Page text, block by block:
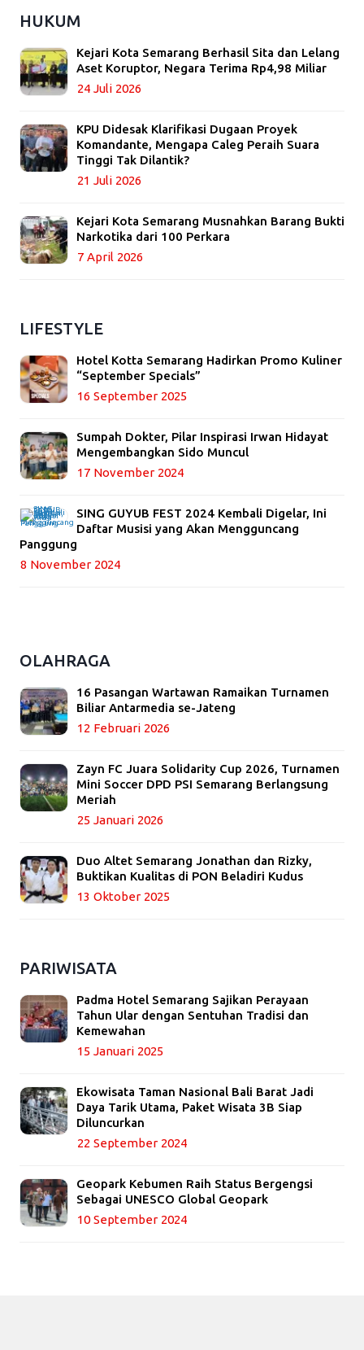
HUKUM
Kejari Kota Semarang Berhasil Sita dan Lelang
Aset Koruptor, Negara Terima Rp4,98 Miliar
24 Juli 2026
KPU Didesak Klarifikasi Dugaan Proyek
Komandante, Mengapa Caleg Peraih Suara
Tinggi Tak Dilantik?
21 Juli 2026
Kejari Kota Semarang Musnahkan Barang Bukti
Narkotika dari 100 Perkara
7 April 2026
LIFESTYLE
Hotel Kotta Semarang Hadirkan Promo Kuliner
“September Specials”
16 September 2025
Sumpah Dokter, Pilar Inspirasi Irwan Hidayat
Mengembangkan Sido Muncul
17 November 2024
SING GUYUB FEST 2024 Kembali Digelar, Ini
Daftar Musisi yang Akan Mengguncang
Panggung
8 November 2024
OLAHRAGA
16 Pasangan Wartawan Ramaikan Turnamen
Biliar Antarmedia se-Jateng
12 Februari 2026
Zayn FC Juara Solidarity Cup 2026, Turnamen
Mini Soccer DPD PSI Semarang Berlangsung
Meriah
25 Januari 2026
Duo Altet Semarang Jonathan dan Rizky,
Buktikan Kualitas di PON Beladiri Kudus
13 Oktober 2025
PARIWISATA
Padma Hotel Semarang Sajikan Perayaan
Tahun Ular dengan Sentuhan Tradisi dan
Kemewahan
15 Januari 2025
Ekowisata Taman Nasional Bali Barat Jadi
Daya Tarik Utama, Paket Wisata 3B Siap
Diluncurkan
22 September 2024
Geopark Kebumen Raih Status Bergengsi
Sebagai UNESCO Global Geopark
10 September 2024